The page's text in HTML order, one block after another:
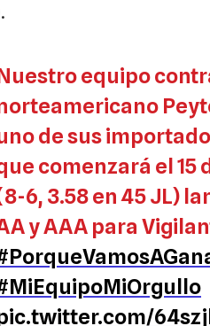
equipo
de sus
comenzará el 15
6, 3.58 en 45 JL)
y AAA para